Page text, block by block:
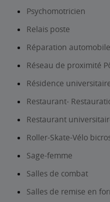
Psychomotricien
Relais poste
Réparation
Réseau de proximité
Résidence
Restaurant-
Restaurant
Roller-Skate-Vélo
Sage-femme
Salles de combat
Salles de remise en